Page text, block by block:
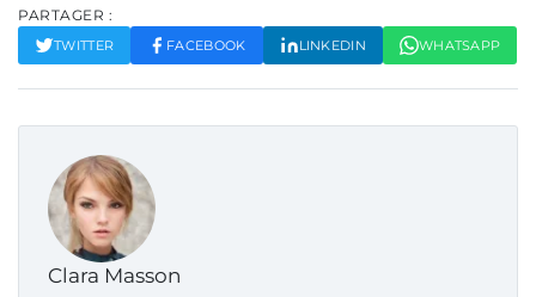
PARTAGER :
TWITTER FACEBOOK LINKEDIN WHATSAPP
Clara Masson